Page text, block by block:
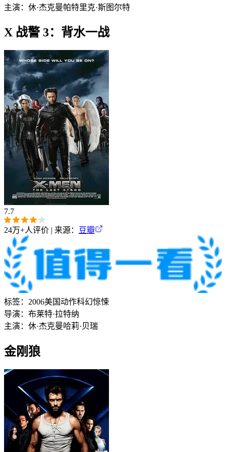
主演： 休·杰克曼帕特里克·斯图尔特
X 战警 3：背水一战
7.7
24万+人评价 | 来源： 豆瓣
标签： 2006美国动作科幻惊悚
导演： 布莱特·拉特纳
主演： 休·杰克曼哈莉·贝瑞
金刚狼